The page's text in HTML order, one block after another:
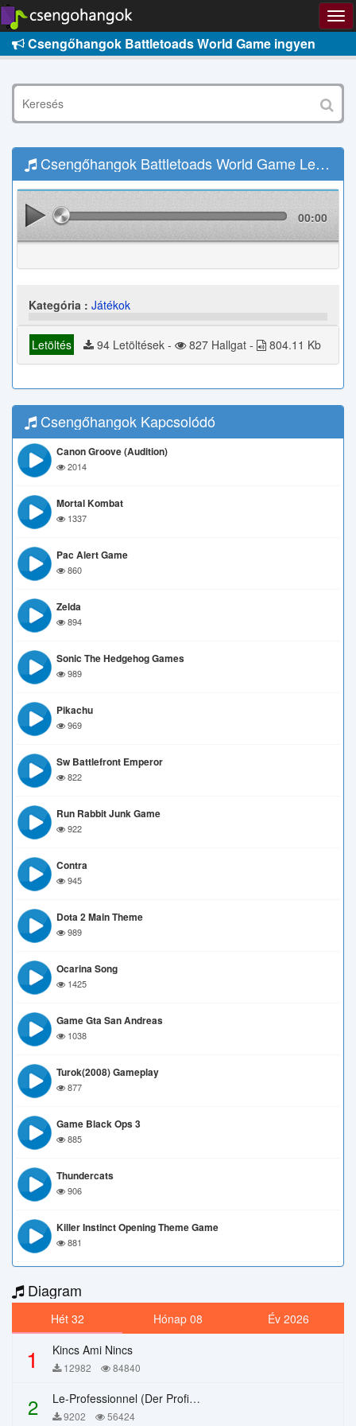
Csengőhangok Battletoads World Game ingyen
Csengőhangok Battletoads World Game Letöltés
00:00
Kategória : Játékok
Letöltés 94 Letöltések - 827 Hallgat - 804.11 Kb
Csengőhangok Kapcsolódó
Canon Groove (Audition)
2014
Mortal Kombat
1337
Pac Alert Game
860
Zelda
894
Sonic The Hedgehog Games
989
Pikachu
969
Sw Battlefront Emperor
822
Run Rabbit Junk Game
922
Contra
945
Dota 2 Main Theme
989
Ocarina Song
1425
Game Gta San Andreas
1038
Turok(2008) Gameplay
877
Game Black Ops 3
885
Thundercats
906
Killer Instinct Opening Theme Game
881
Diagram
Hét 32 Hónap 08 Év 2026
1 Kincs Ami Nincs
12982 84840
2 Le-Professionnel (Der Profi) – Chi Mai
9202 56424